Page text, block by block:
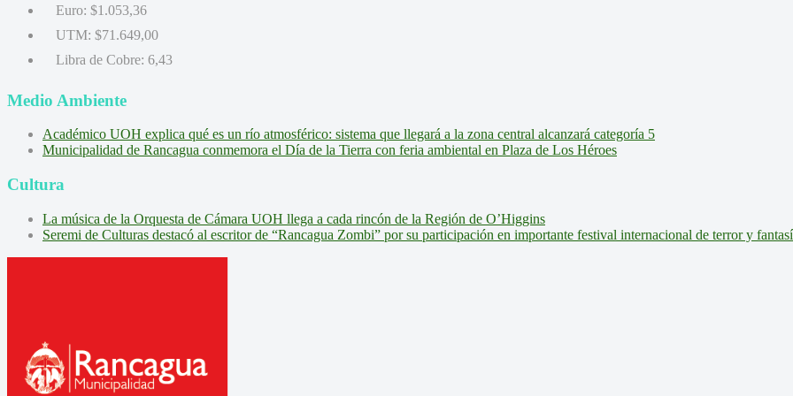
Euro: $1.053,36
UTM: $71.649,00
Libra de Cobre: 6,43
Medio Ambiente
Académico UOH explica qué es un río atmosférico: sistema que llegará a la zona central alcanzará categoría 5
Municipalidad de Rancagua conmemora el Día de la Tierra con feria ambiental en Plaza de Los Héroes
Cultura
La música de la Orquesta de Cámara UOH llega a cada rincón de la Región de O’Higgins
Seremi de Culturas destacó al escritor de “Rancagua Zombi” por su participación en importante festival internacional de terror y